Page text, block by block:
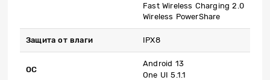
Fast Wireless Charging 2.0
Wireless PowerShare
Защита от влаги IPX8
ОС
Android 13
One UI 5.1.1